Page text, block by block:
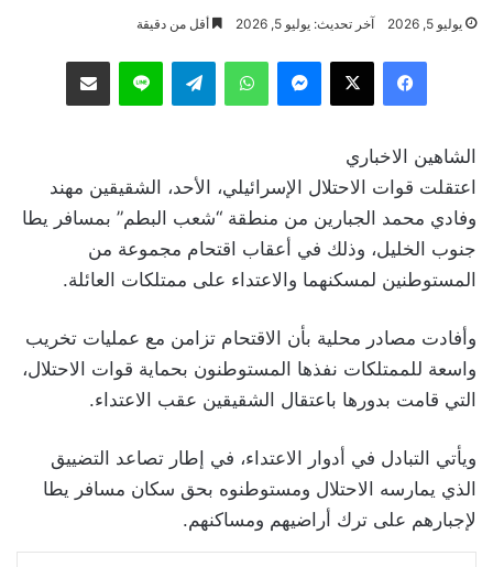
يوليو 5, 2026 آخر تحديث: يوليو 5, 2026 أقل من دقيقة
فيسبوك ‫X ماسنجر واتساب تيلقرام لاين مشاركة عبر البريد
الشاهين الاخباري
اعتقلت قوات الاحتلال الإسرائيلي، الأحد، الشقيقين مهند
وفادي محمد الجبارين من منطقة “شعب البطم” بمسافر يطا
جنوب الخليل، وذلك في أعقاب اقتحام مجموعة من
المستوطنين لمسكنهما والاعتداء على ممتلكات العائلة.
وأفادت مصادر محلية بأن الاقتحام تزامن مع عمليات تخريب
واسعة للممتلكات نفذها المستوطنون بحماية قوات الاحتلال،
التي قامت بدورها باعتقال الشقيقين عقب الاعتداء.
ويأتي التبادل في أدوار الاعتداء، في إطار تصاعد التضييق
الذي يمارسه الاحتلال ومستوطنوه بحق سكان مسافر يطا
لإجبارهم على ترك أراضيهم ومساكنهم.